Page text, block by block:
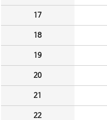
17
18
19
20
21
22